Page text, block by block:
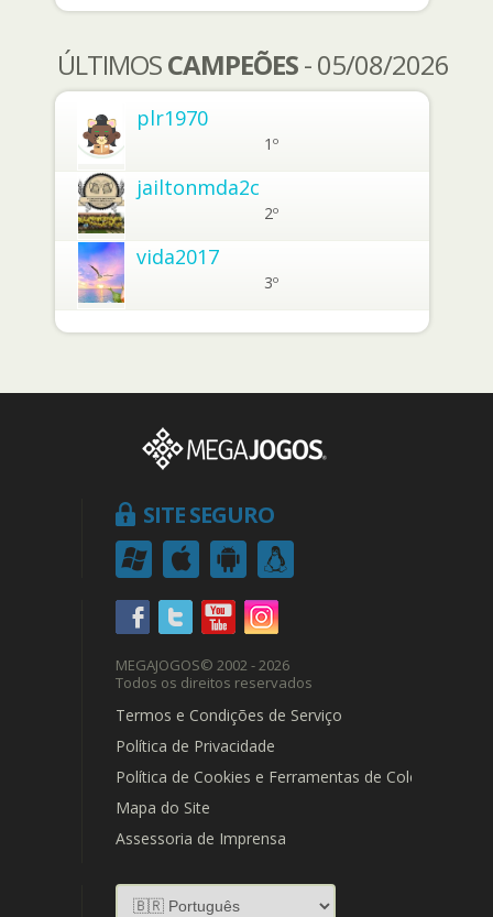
ÚLTIMOSCAMPEÕES- 05/08/2026
plr1970
1º
jailtonmda2c
2º
vida2017
3º
SITE SEGURO
MEGAJOGOS© 2002 - 2026
Todos os direitos reservados
Termos e Condições de Serviço
Política de Privacidade
Política de Cookies e Ferramentas de Coleta de
Mapa do Site
Assessoria de Imprensa